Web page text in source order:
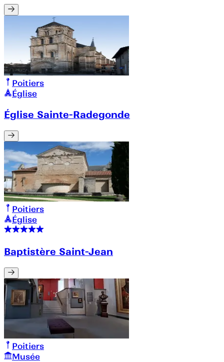
Poitiers
Église
Église Sainte-Radegonde
Poitiers
Église
Baptistère Saint-Jean
Poitiers
Musée